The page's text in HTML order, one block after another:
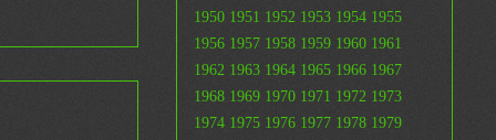
1950 1951 1952 1953 1954 1955
1956 1957 1958 1959 1960 1961
1962 1963 1964 1965 1966 1967
1968 1969 1970 1971 1972 1973
1974 1975 1976 1977 1978 1979